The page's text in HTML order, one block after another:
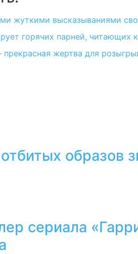
жуткими высказываниями
горячих парней, читающих
жертва для
образов
сериала